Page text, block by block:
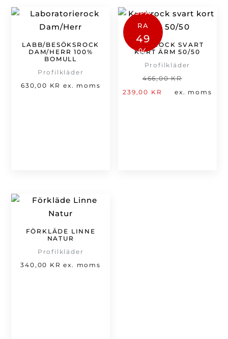
LABB/BESÖKSROCK
DAM/HERR 100%
BOMULL
Profilkläder
630,00 KR ex. moms
SPA
RA
49
%
KOCKROCK SVART
KORT ÄRM 50/50
Profilkläder
466,00KR
239,00 KR
Det
ex. moms
FÖRKLÄDE LINNE
NATUR
Profilkläder
340,00 KR ex. moms